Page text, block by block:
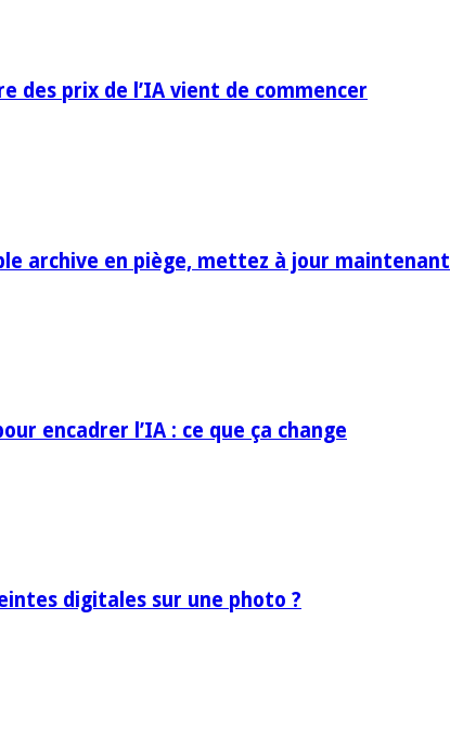
des prix de l’IA vient de commencer
archive en piège, mettez à jour maintenant
encadrer l’IA : ce que ça change
digitales sur une photo ?